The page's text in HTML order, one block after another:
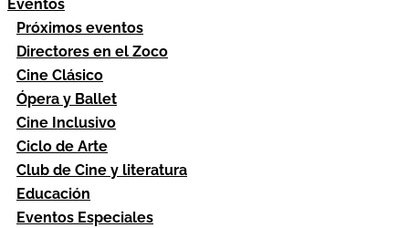
Eventos
Próximos eventos
Directores en el Zoco
Cine Clásico
Ópera y Ballet
Cine Inclusivo
Ciclo de Arte
Club de Cine y literatura
Educación
Eventos Especiales